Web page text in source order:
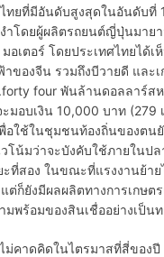
ทยที่มีอันดับสูงสุดในอันดับที่
ำโดยผู้ผลิตรถยนต์ญี่ปุ่นมาย
อเตอร์ โดยประเทศไทยได้
ของจีน รวมถึงบีวายดี และเ
four พันล้านดอลลาร์
มอบเงิน 10,000 บาท (279
อใช้ในชุมชนท้องถิ่นของตน
โน้มว่าจะบังคับใช้ภายในป
ะที่สอง ในขณะที่แรงงานย้าย
ก็ยังมีผลผลิตทางการเกษต
มพร้อมของสินเชื่ออย่างเป็นท
ม่คาดคิดในไตรมาสที่สี่ของ